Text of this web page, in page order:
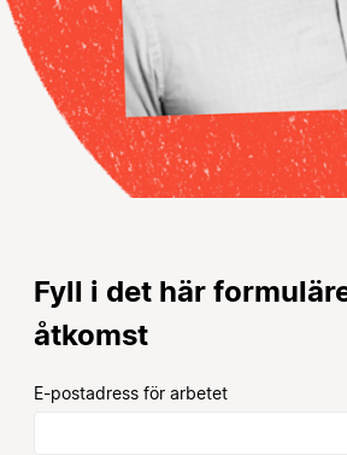
Fyll i det här
åtkomst
E-postadress för arbetet